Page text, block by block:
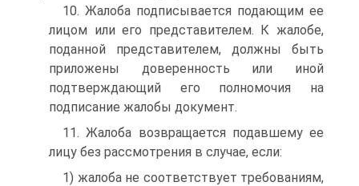
10. Жалоба подписывается подающим ее
лицом или его представителем. К жалобе,
поданной представителем, должны быть
приложены доверенность или иной
подтверждающий его полномочия на
подписание жалобы документ.
11. Жалоба возвращается подавшему ее
лицу без рассмотрения в случае, если:
1) жалоба не соответствует требованиям,